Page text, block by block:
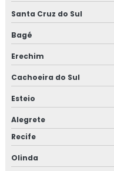
Santa Cruz do Sul
Bagé
Erechim
Cachoeira do Sul
Esteio
Alegrete
Recife
Olinda